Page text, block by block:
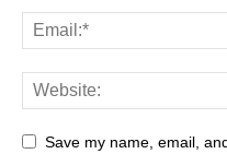
Save my name, email,